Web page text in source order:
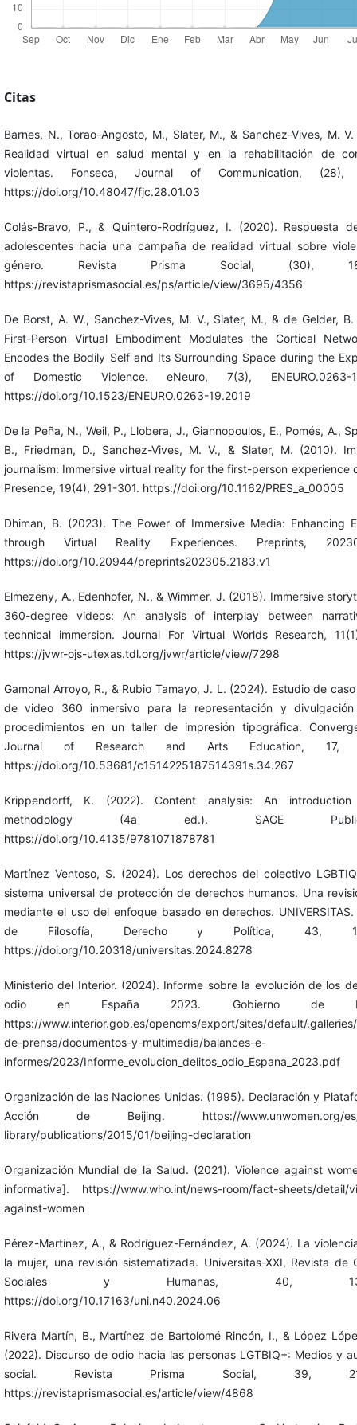
Citas
Barnes, N., Torao-Angosto, M., Slater, M., & Sanchez-Vives, M.
Realidad virtual en salud mental y en la rehabilitación de
violentas. Fonseca, Journal of Communication, (28),
https://doi.org/10.48047/fjc.28.01.03
Colás-Bravo, P., & Quintero-Rodríguez, I. (2020). Respuesta
adolescentes hacia una campaña de realidad virtual sobre
género. Revista Prisma Social, (30),
https://revistaprismasocial.es/ps/article/view/3695/4356
De Borst, A. W., Sanchez-Vives, M. V., Slater, M., & de Gelder,
First-Person Virtual Embodiment Modulates the Cortical
Encodes the Bodily Self and Its Surrounding Space during the
of Domestic Violence. eNeuro, 7(3), ENEURO.0263-
https://doi.org/10.1523/ENEURO.0263-19.2019
De la Peña, N., Weil, P., Llobera, J., Giannopoulos, E., Pomés, A.,
B., Friedman, D., Sanchez-Vives, M. V., & Slater, M. (2010).
journalism: Immersive virtual reality for the first-person experience
Presence, 19(4), 291-301. https://doi.org/10.1162/PRES_a_00005
Dhiman, B. (2023). The Power of Immersive Media: Enhancing
through Virtual Reality Experiences. Preprints,
https://doi.org/10.20944/preprints202305.2183.v1
Elmezeny, A., Edenhofer, N., & Wimmer, J. (2018). Immersive
360-degree videos: An analysis of interplay between
technical immersion. Journal For Virtual Worlds Research,
https://jvwr-ojs-utexas.tdl.org/jvwr/article/view/7298
Gamonal Arroyo, R., & Rubio Tamayo, J. L. (2024). Estudio de
de video 360 inmersivo para la representación y
procedimientos en un taller de impresión tipográfica.
Journal of Research and Arts Education, 17,
https://doi.org/10.53681/c1514225187514391s.34.267
Krippendorff, K. (2022). Content analysis: An
methodology (4a ed.). SAGE
https://doi.org/10.4135/9781071878781
Martínez Ventoso, S. (2024). Los derechos del colectivo
sistema universal de protección de derechos humanos. Una
mediante el uso del enfoque basado en derechos. UNIVERSITAS.
de Filosofía, Derecho y Política, 43,
https://doi.org/10.20318/universitas.2024.8278
Ministerio del Interior. (2024). Informe sobre la evolución de los
odio en España 2023. Gobierno de
https://www.interior.gob.es/opencms/export/sites/default/
de-prensa/documentos-y-multimedia/balances-e-
informes/2023/Informe_evolucion_delitos_odio_Espana_2023.pdf
Organización de las Naciones Unidas. (1995). Declaración y
Acción de Beijing. https://www.unwomen.org/es/
library/publications/2015/01/beijing-declaration
Organización Mundial de la Salud. (2021). Violence against
informativa]. https://www.who.int/news-room/fact-sheets/detail/
against-women
Pérez-Martínez, A., & Rodríguez-Fernández, A. (2024). La
la mujer, una revisión sistematizada. Universitas-XXI, Revista de
Sociales y Humanas, 40, 139-
https://doi.org/10.17163/uni.n40.2024.06
Rivera Martín, B., Martínez de Bartolomé Rincón, I., & López
(2022). Discurso de odio hacia las personas LGTBIQ+: Medios y
social. Revista Prisma Social, 39,
https://revistaprismasocial.es/article/view/4868